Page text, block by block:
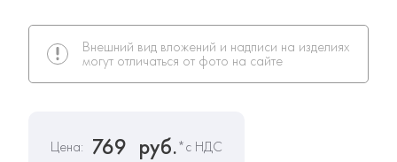
Внешний вид вложений и надписи на изделиях
могут отличаться от фото на сайте
Цена: 769 руб.*с НДС